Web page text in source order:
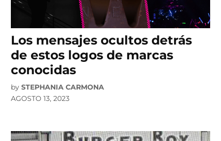
Los mensajes ocultos detrás
de estos logos de marcas
conocidas
by STEPHANIA CARMONA
AGOSTO 13, 2023